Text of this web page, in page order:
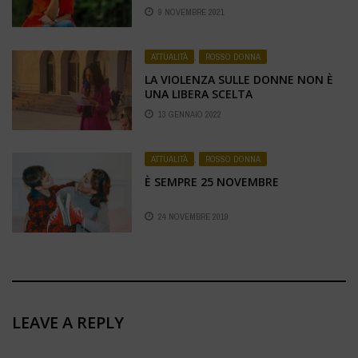
9 NOVEMBRE 2021
ATTUALITÀ ROSSO DONNA
LA VIOLENZA SULLE DONNE NON È
UNA LIBERA SCELTA
13 GENNAIO 2022
ATTUALITÀ , ROSSO DONNA
È SEMPRE 25 NOVEMBRE
24 NOVEMBRE 2019
LEAVE A REPLY